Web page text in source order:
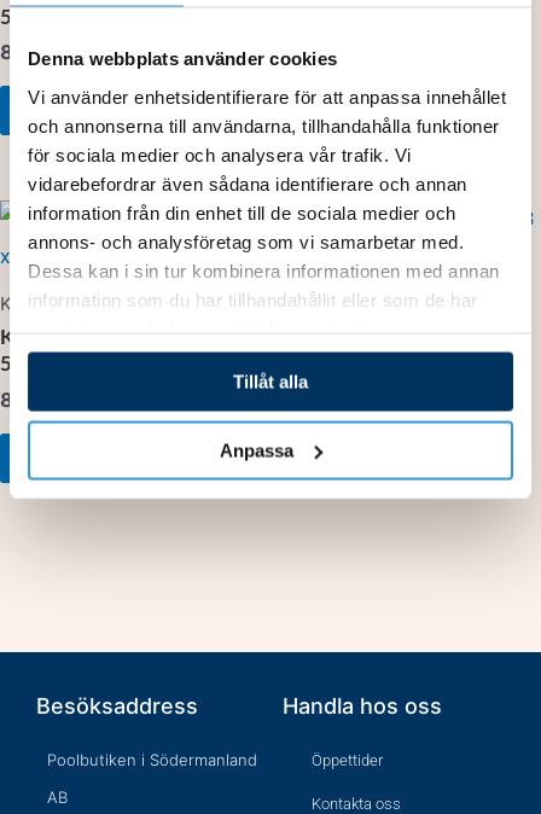
Denna webbplats använder cookies
Vi använder enhetsidentifierare för att anpassa innehållet
och annonserna till användarna, tillhandahålla funktioner
för sociala medier och analysera vår trafik. Vi
vidarebefordrar även sådana identifierare och annan
information från din enhet till de sociala medier och
annons- och analysföretag som vi samarbetar med.
Dessa kan i sin tur kombinera informationen med annan
information som du har tillhandahållit eller som de har
Tillåt alla
Anpassa
50
80,00kr
Lägg till i varukorg
Lägg till i varukorg
Klämkopplingar
Klämkoppling rak 1½” inv x
50
80,00
Klämkopplingar
Klämkoppling rak 63 x 63
Besöksaddress
Poolbutiken i Södermanland
AB
Handla hos oss
Öppettider
Kontakta oss